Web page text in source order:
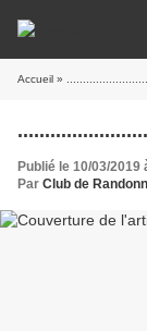
Accueil »
Publié le 10/03/2019
Par Club de